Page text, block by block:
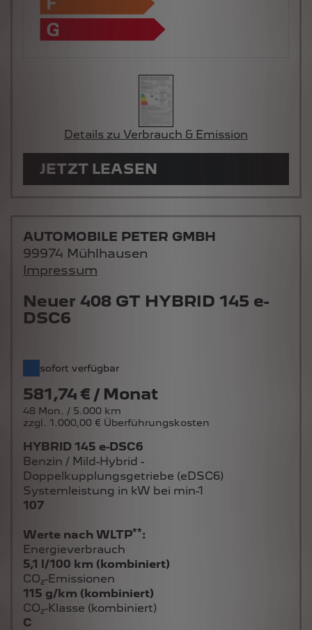
Details zu Verbrauch & Emission
JETZT LEASEN
Neuer 408 GT HYBRID 145 e-
DSC6
sofort verfügbar
581,74 € / Monat
48 Mon. / 5.000 km
zzgl. 1.000,00 € Überführungskosten
AUTOMOBILE PETER GMBH
99974 Mühlhausen
Impressum
HYBRID 145 e-DSC6
Benzin / Mild-Hybrid -
Doppelkupplungsgetriebe (eDSC6)
Systemleistung in kW bei min-1
107
Werte nach WLTP**:
Energieverbrauch
5,1 l/100 km (kombiniert)
CO₂-Emissionen
115 g/km (kombiniert)
CO₂-Klasse (kombiniert)
C